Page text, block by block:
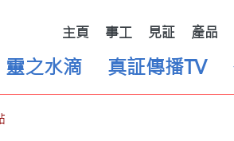
主頁 事工 見証 產品
靈之水滴 真証傳播TV